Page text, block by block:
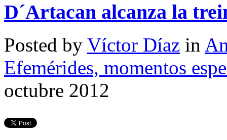
D´Artacan alcanza la
Posted by Víctor Díaz in
Efemérides, momentos
octubre 2012